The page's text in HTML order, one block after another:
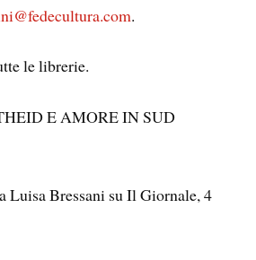
.
le librerie.
E AMORE IN SUD
Luisa Bressani su Il Giornale, 4